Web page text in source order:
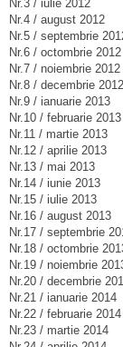
Nr.3 / iulie 2012
Nr.4 / august 2012
Nr.5 / septembrie
Nr.6 / octombrie 2012
Nr.7 / noiembrie 2012
Nr.8 / decembrie 2012
Nr.9 / ianuarie 2013
Nr.10 / februarie 2013
Nr.11 / martie 2013
Nr.12 / aprilie 2013
Nr.13 / mai 2013
Nr.14 / iunie 2013
Nr.15 / iulie 2013
Nr.16 / august 2013
Nr.17 / septembrie
Nr.18 / octombrie
Nr.19 / noiembrie
Nr.20 / decembrie
Nr.21 / ianuarie 2014
Nr.22 / februarie 2014
Nr.23 / martie 2014